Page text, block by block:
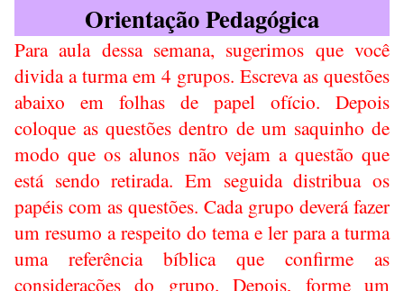
Orientação Pedagógica
Para aula dessa semana, sugerimos que você
divida a turma em 4 grupos. Escreva as questões
abaixo em folhas de papel ofício. Depois
coloque as questões dentro de um saquinho de
modo que os alunos não vejam a questão que
está sendo retirada. Em seguida distribua os
papéis com as questões. Cada grupo deverá fazer
um resumo a respeito do tema e ler para a turma
uma referência bíblica que confirme as
considerações do grupo. Depois, forme um